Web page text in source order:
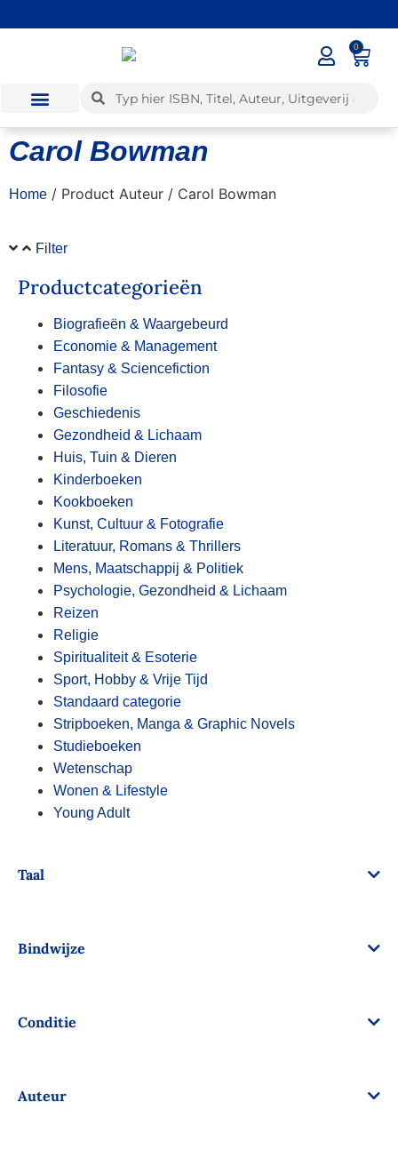
0
Carol Bowman
Home / Product Auteur / Carol Bowman
Filter
Productcategorieën
Biografieën & Waargebeurd
Economie & Management
Fantasy & Sciencefiction
Filosofie
Geschiedenis
Gezondheid & Lichaam
Huis, Tuin & Dieren
Kinderboeken
Kookboeken
Kunst, Cultuur & Fotografie
Literatuur, Romans & Thrillers
Mens, Maatschappij & Politiek
Psychologie, Gezondheid & Lichaam
Reizen
Religie
Spiritualiteit & Esoterie
Sport, Hobby & Vrije Tijd
Standaard categorie
Stripboeken, Manga & Graphic Novels
Studieboeken
Wetenschap
Wonen & Lifestyle
Young Adult
Taal
Bindwijze
Conditie
Auteur